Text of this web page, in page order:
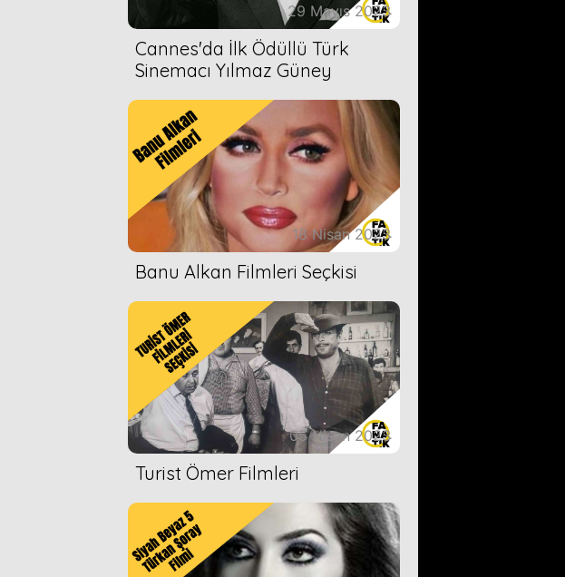
29 Mayıs 2023
Cannes'da İlk Ödüllü Türk
Sinemacı Yılmaz Güney
18 Nisan 2023
Banu Alkan Filmleri Seçkisi
05 Nisan 2023
Turist Ömer Filmleri